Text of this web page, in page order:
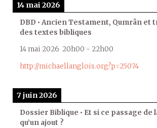
14 mai 2026
DBD • Ancien Testament, Qumrân et
des textes bibliques
14 mai 2026 20h00 - 22h00
http://michaellanglois.org?p=25074
7 juin 2026
Dossier Biblique • Et si ce passage de
qu’un ajout ?